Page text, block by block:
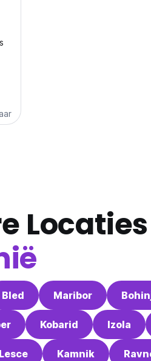
Bled Maribor
Kobarid Izola
Lesce Kamnik